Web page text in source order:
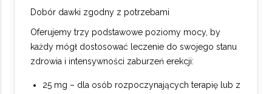
Dobór dawki zgodny z potrzebami
Oferujemy trzy podstawowe poziomy mocy, by
każdy mógł dostosować leczenie do swojego stanu
zdrowia i intensywności zaburzeń erekcji:
25 mg – dla osób rozpoczynających terapię lub z